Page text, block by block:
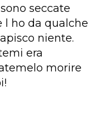
seccate
l ho da qualche
niente.
era
morire